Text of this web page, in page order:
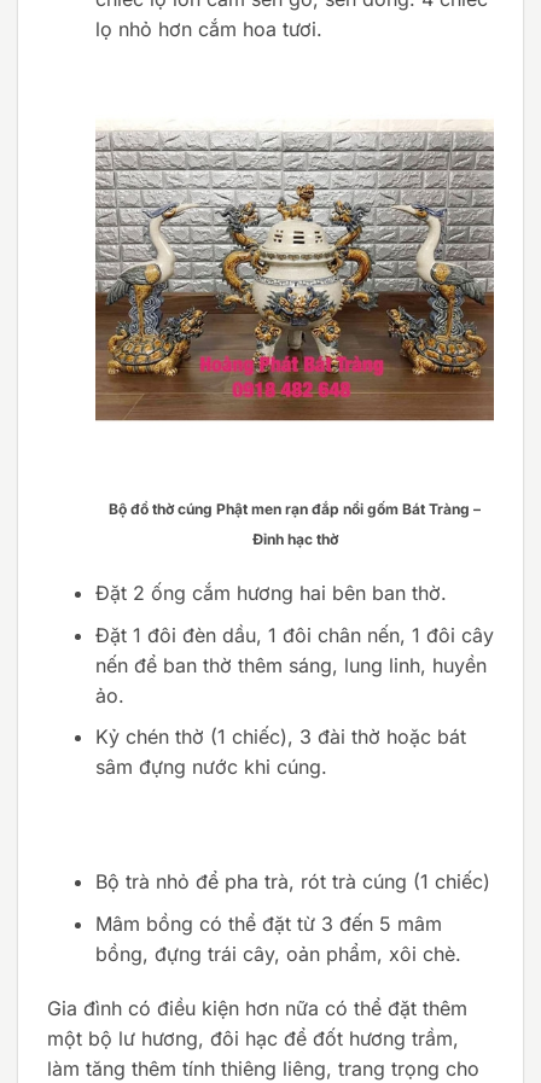
lọ nhỏ hơn cắm hoa tươi.
Bộ đồ thờ cúng Phật men rạn đắp nổi gốm Bát Tràng –
Đỉnh hạc thờ
Đặt 2 ống cắm hương hai bên ban thờ.
Đặt 1 đôi đèn dầu, 1 đôi chân nến, 1 đôi cây
nến để ban thờ thêm sáng, lung linh, huyền
ảo.
Kỷ chén thờ (1 chiếc), 3 đài thờ hoặc bát
sâm đựng nước khi cúng.
Bộ trà nhỏ để pha trà, rót trà cúng (1 chiếc)
Mâm bồng có thể đặt từ 3 đến 5 mâm
bồng, đựng trái cây, oản phẩm, xôi chè.
Gia đình có điều kiện hơn nữa có thể đặt thêm
một bộ lư hương, đôi hạc để đốt hương trầm,
làm tăng thêm tính thiêng liêng, trang trọng cho